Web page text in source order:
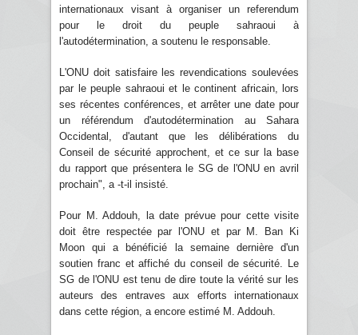
internationaux visant à organiser un referendum
pour le droit du peuple sahraoui à
l'autodétermination, a soutenu le responsable.
L'ONU doit satisfaire les revendications soulevées
par le peuple sahraoui et le continent africain, lors
ses récentes conférences, et arrêter une date pour
un référendum d'autodétermination au Sahara
Occidental, d'autant que les délibérations du
Conseil de sécurité approchent, et ce sur la base
du rapport que présentera le SG de l'ONU en avril
prochain", a -t-il insisté.
Pour M. Addouh, la date prévue pour cette visite
doit être respectée par l'ONU et par M. Ban Ki
Moon qui a bénéficié la semaine dernière d'un
soutien franc et affiché du conseil de sécurité. Le
SG de l'ONU est tenu de dire toute la vérité sur les
auteurs des entraves aux efforts internationaux
dans cette région, a encore estimé M. Addouh.